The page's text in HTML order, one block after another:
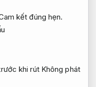
kết đúng hẹn.
khi rút Không phát